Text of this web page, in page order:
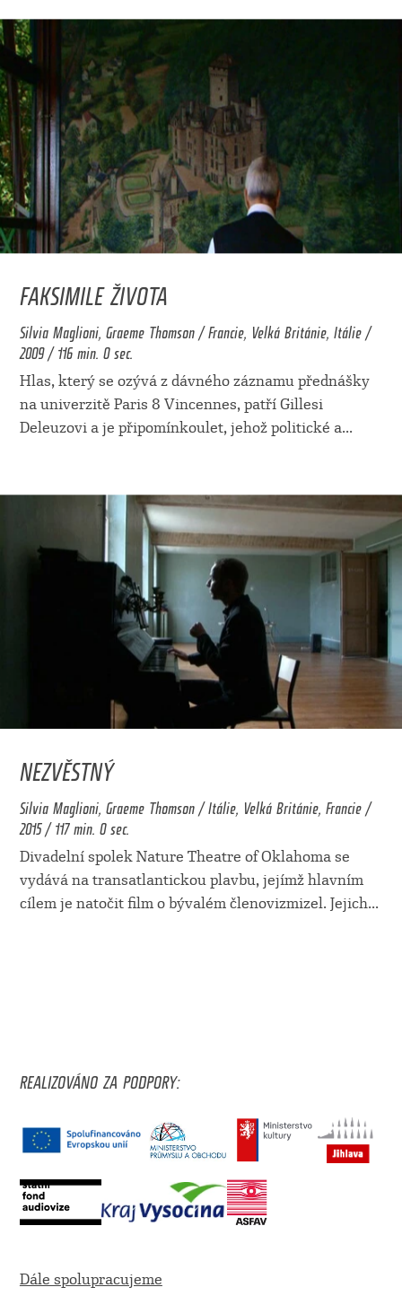
FAKSIMILE ŽIVOTA
Silvia Maglioni, Graeme Thomson / Francie, Velká Británie, Itálie /
2009 / 116 min. 0 sec.
Hlas, který se ozývá z dávného záznamu přednášky
na univerzitě Paris 8 Vincennes, patří Gillesi
Deleuzovi a je připomínkoulet, jehož politické a...
NEZVĚSTNÝ
Silvia Maglioni, Graeme Thomson / Itálie, Velká Británie, Francie /
2015 / 117 min. 0 sec.
Divadelní spolek Nature Theatre of Oklahoma se
vydává na transatlantickou plavbu, jejímž hlavním
cílem je natočit film o bývalém členovizmizel. Jejich...
REALIZOVÁNO ZA PODPORY:
Dále spolupracujeme